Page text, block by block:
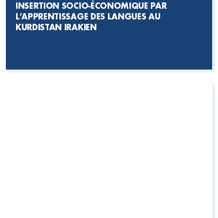
INSERTION SOCIO-ÉCONOMIQUE PAR
L’APPRENTISSAGE DES LANGUES AU
KURDISTAN IRAKIEN